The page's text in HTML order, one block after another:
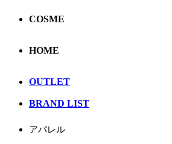
COSME
HOME
OUTLET
BRAND LIST
アパレル